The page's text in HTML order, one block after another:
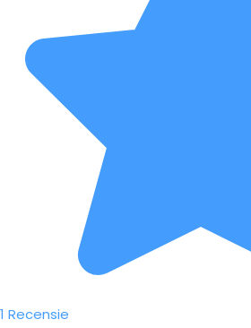
1 Recensie